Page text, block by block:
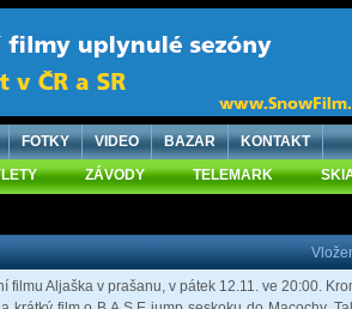
FOTKY VIDEO BAZAR
KONTAKT
ZÁVODY TELEMARK
filmu Aljaška v prašanu, v pátek 12.11. ve 20:00.